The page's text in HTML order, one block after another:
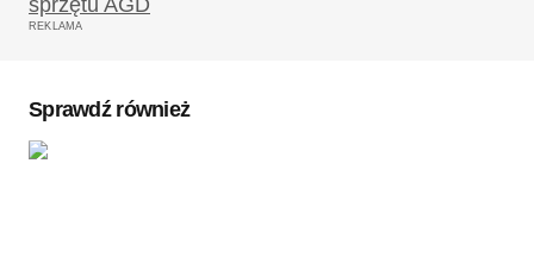
REKLAMA
Sprawdź również